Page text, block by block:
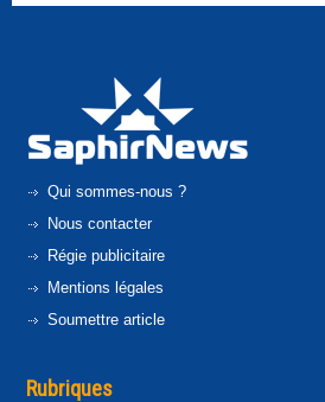
Qui sommes-nous ?
Nous contacter
Régie publicitaire
Mentions légales
Soumettre article
Rubriques